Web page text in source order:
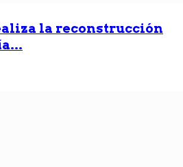
la reconstrucción